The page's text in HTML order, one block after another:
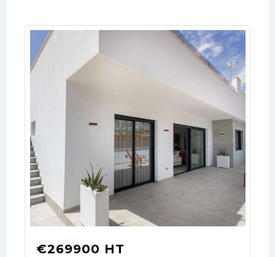
€269900 HT
your administrator.
Lost your password?